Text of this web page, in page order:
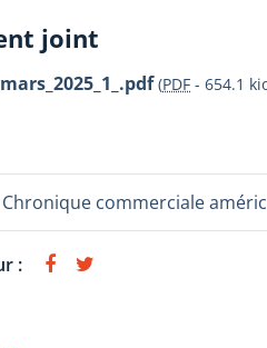
joint
(PDF - 654.1
Chronique commerciale
: